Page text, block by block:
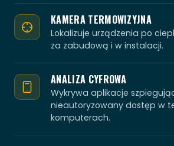
KAMERA TERMOWIZYJNA
Lokalizuje urządzenia po
za zabudową i w instalacji.
ANALIZA CYFROWA
Wykrywa aplikacje
nieautoryzowany dostęp w
komputerach.